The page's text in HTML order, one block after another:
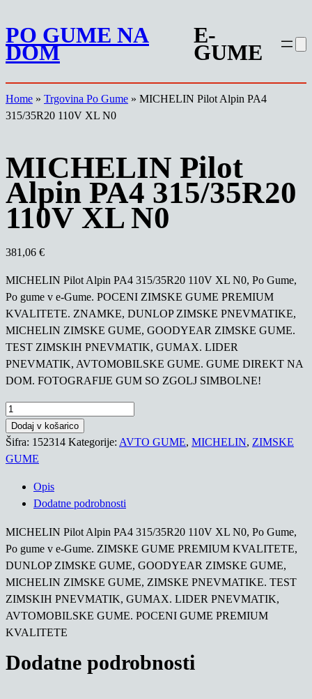
na
vsebino
PO GUME NA
DOM
E-
GUME
Home » Trgovina Po Gume » MICHELIN Pilot Alpin PA4
315/35R20 110V XL N0
MICHELIN Pilot
Alpin PA4 315/35R20
110V XL N0
381,06 €
MICHELIN Pilot Alpin PA4 315/35R20 110V XL N0, Po Gume,
Po gume v e-Gume. POCENI ZIMSKE GUME PREMIUM
KVALITETE. ZNAMKE, DUNLOP ZIMSKE PNEVMATIKE,
MICHELIN ZIMSKE GUME, GOODYEAR ZIMSKE GUME.
TEST ZIMSKIH PNEVMATIK, GUMAX. LIDER
PNEVMATIK, AVTOMOBILSKE GUME. GUME DIREKT NA
DOM. FOTOGRAFIJE GUM SO ZGOLJ SIMBOLNE!
MICHELIN
Pilot
Alpin
PA4
110V
Dodaj v košarico
Šifra: 152314 Kategorije: AVTO GUME, MICHELIN, ZIMSKE
GUME
Opis
Dodatne podrobnosti
MICHELIN Pilot Alpin PA4 315/35R20 110V XL N0, Po Gume,
Po gume v e-Gume. ZIMSKE GUME PREMIUM KVALITETE,
DUNLOP ZIMSKE GUME, GOODYEAR ZIMSKE GUME,
MICHELIN ZIMSKE GUME, ZIMSKE PNEVMATIKE. TEST
ZIMSKIH PNEVMATIK, GUMAX. LIDER PNEVMATIK,
AVTOMOBILSKE GUME. POCENI GUME PREMIUM
KVALITETE
Dodatne podrobnosti